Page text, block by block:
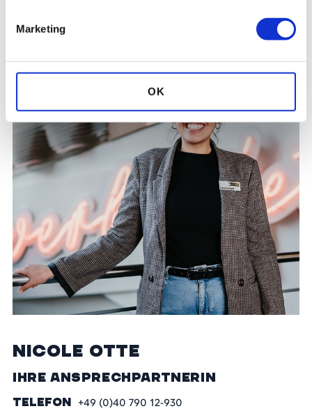
Marketing
OK
Nicole Otte
Ihre Ansprechpartnerin
TELEFON +49 (0)40 790 12-930